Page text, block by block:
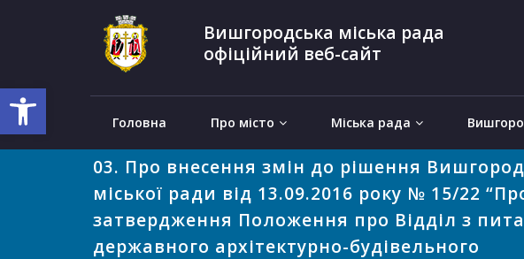
Відкрити Панель інструментів
Вишгородська міська рада
офіційний веб-сайт
Головна Про місто Міська рада
03. Про внесення змін до рішення
міської ради від 13.09.2016 року № 15/22
затвердження Положення про Відділ з
державного архітектурно-будівельного